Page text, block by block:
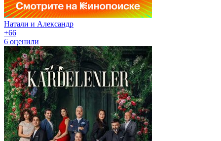
Натали и Александр
+66
6 оценили